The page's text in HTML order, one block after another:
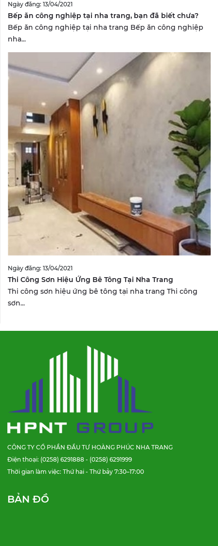
Ngày đăng: 13/04/2021
Bếp ăn công nghiệp tại nha trang, bạn đã biết chưa?
Bếp ăn công nghiệp tại nha trang Bếp ăn công nghiệp
nha...
Ngày đăng: 13/04/2021
Thi Công Sơn Hiệu Ứng Bê Tông Tại Nha Trang
Thi công sơn hiệu ứng bê tông tại nha trang Thi công
sơn...
CÔNG TY CỔ PHẦN ĐẦU TƯ HOÀNG PHÚC NHA TRANG
Điện thoại: (0258) 6291888 - (0258) 6291999
Thời gian làm việc: Thứ hai - Thứ bảy 7:30–17:00
BẢN ĐỒ